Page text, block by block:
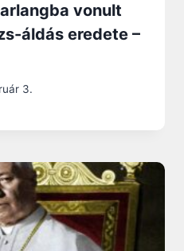
vonult
áldás eredete –
3.